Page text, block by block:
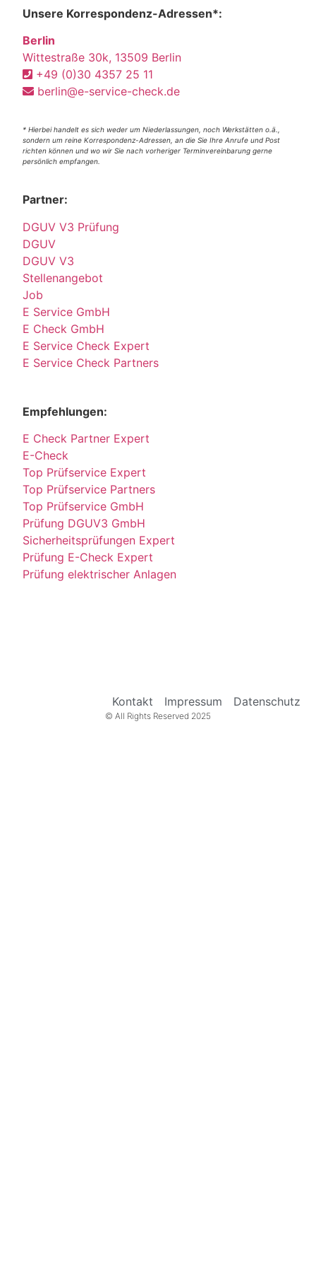
Unsere Korrespondenz-Adressen*:
Berlin
Wittestraße 30k, 13509 Berlin
+49 (0)30 4357 25 11
berlin@e-service-check.de
* Hierbei handelt es sich weder um Niederlassungen, noch Werkstätten o.ä.,
sondern um reine Korrespondenz-Adressen, an die Sie Ihre Anrufe und Post
richten können und wo wir Sie nach vorheriger Terminvereinbarung gerne
persönlich empfangen.
Partner:
DGUV V3 Prüfung
DGUV
DGUV V3
Stellenangebot
Job
E Service GmbH
E Check GmbH
E Service Check Expert
E Service Check Partners
Empfehlungen:
E Check Partner Expert
E-Check
Top Prüfservice Expert
Top Prüfservice Partners
Top Prüfservice GmbH
Prüfung DGUV3 GmbH
Sicherheitsprüfungen Expert
Prüfung E-Check Expert
Prüfung elektrischer Anlagen
Kontakt Impressum Datenschutz
© All Rights Reserved 2025